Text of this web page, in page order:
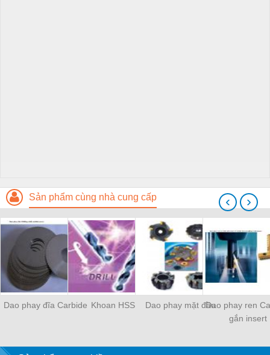
Sản phẩm cùng nhà cung cấp
Dao phay đĩa Carbide Khoan HSS Dao phay mặt đầuDao phay ren
gắn insert
‹ ›